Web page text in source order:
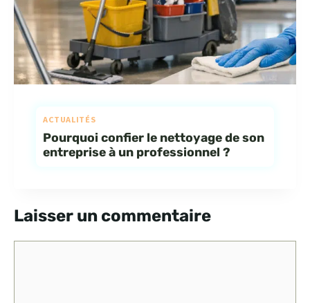
ACTUALITÉS
Pourquoi confier le nettoyage de son
entreprise à un professionnel ?
Laisser un commentaire